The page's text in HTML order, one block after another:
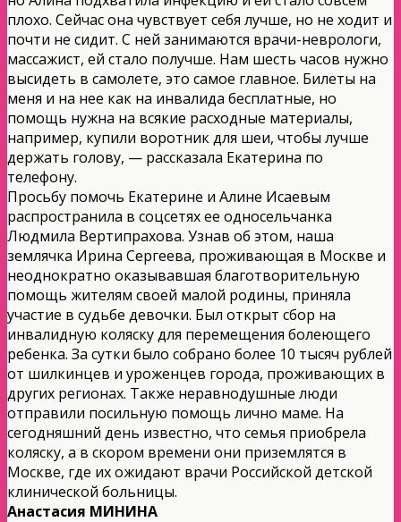
плохо. Сейчас она чувствует себя лучше, но не ходит и
почти не сидит. С ней занимаются врачи-неврологи,
массажист, ей стало получше. Нам шесть часов нужно
высидеть в самолете, это самое главное. Билеты на
меня и на нее как на инвалида бесплатные, но
помощь нужна на всякие расходные материалы,
например, купили воротник для шеи, чтобы лучше
держать голову, — рассказала Екатерина по
телефону.
Просьбу помочь Екатерине и Алине Исаевым
распространила в соцсетях ее односельчанка
Людмила Вертипрахова. Узнав об этом, наша
землячка Ирина Сергеева, проживающая в Москве и
неоднократно оказывавшая благотворительную
помощь жителям своей малой родины, приняла
участие в судьбе девочки. Был открыт сбор на
инвалидную коляску для перемещения болеющего
ребенка. За сутки было собрано более 10 тысяч рублей
от шилкинцев и уроженцев города, проживающих в
других регионах. Также неравнодушные люди
отправили посильную помощь лично маме. На
сегодняшний день известно, что семья приобрела
коляску, а в скором времени они приземлятся в
Москве, где их ожидают врачи Российской детской
клинической больницы.
Анастасия МИНИНА